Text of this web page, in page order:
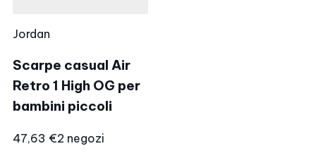
Jordan
Scarpe casual Air
Retro 1 High OG per
bambini piccoli
47,63 €2 negozi